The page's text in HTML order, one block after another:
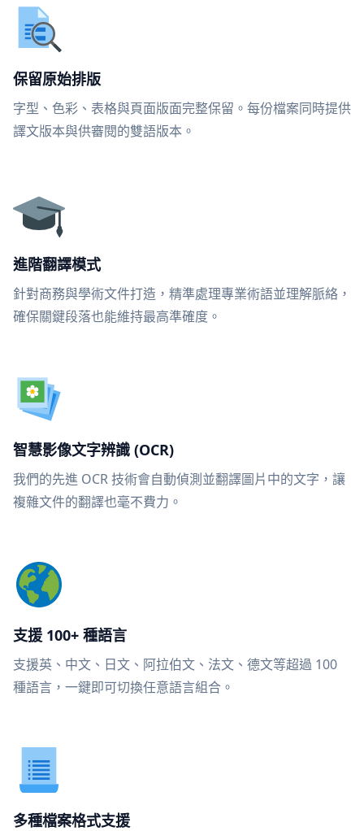
保留原始排版
字型、色彩、表格與頁面版面完整保留。每份檔案同時提供
譯文版本與供審閱的雙語版本。
進階翻譯模式
針對商務與學術文件打造，精準處理專業術語並理解脈絡，
確保關鍵段落也能維持最高準確度。
智慧影像文字辨識 (OCR)
我們的先進 OCR 技術會自動偵測並翻譯圖片中的文字，讓
複雜文件的翻譯也毫不費力。
支援 100+ 種語言
支援英、中文、日文、阿拉伯文、法文、德文等超過 100
種語言，一鍵即可切換任意語言組合。
多種檔案格式支援